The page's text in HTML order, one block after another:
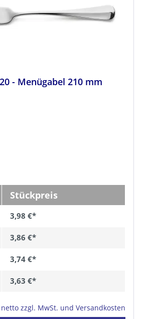
- Menügabel 210 mm
Stückpreis
3,98 €*
3,86 €*
3,74 €*
3,63 €*
netto zzgl. MwSt. und Versandkosten